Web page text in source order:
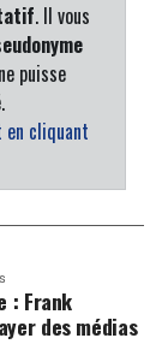
. Il vous
puisse
cliquant
: Frank
des médias